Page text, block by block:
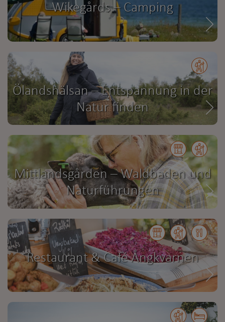
Wikegårds – Camping
Ölandshälsan – Entspannung in der
Natur finden
Mittlandsgården – Waldbaden und
Naturführungen
Restaurant & Café Ångkvarnen